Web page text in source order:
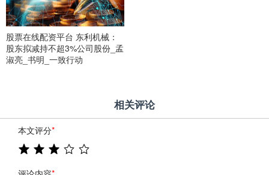
股票在线配资平台 东利机械：
股东拟减持不超3%公司股份_孟
淑亮_书明_一致行动
相关评论
本文评分*